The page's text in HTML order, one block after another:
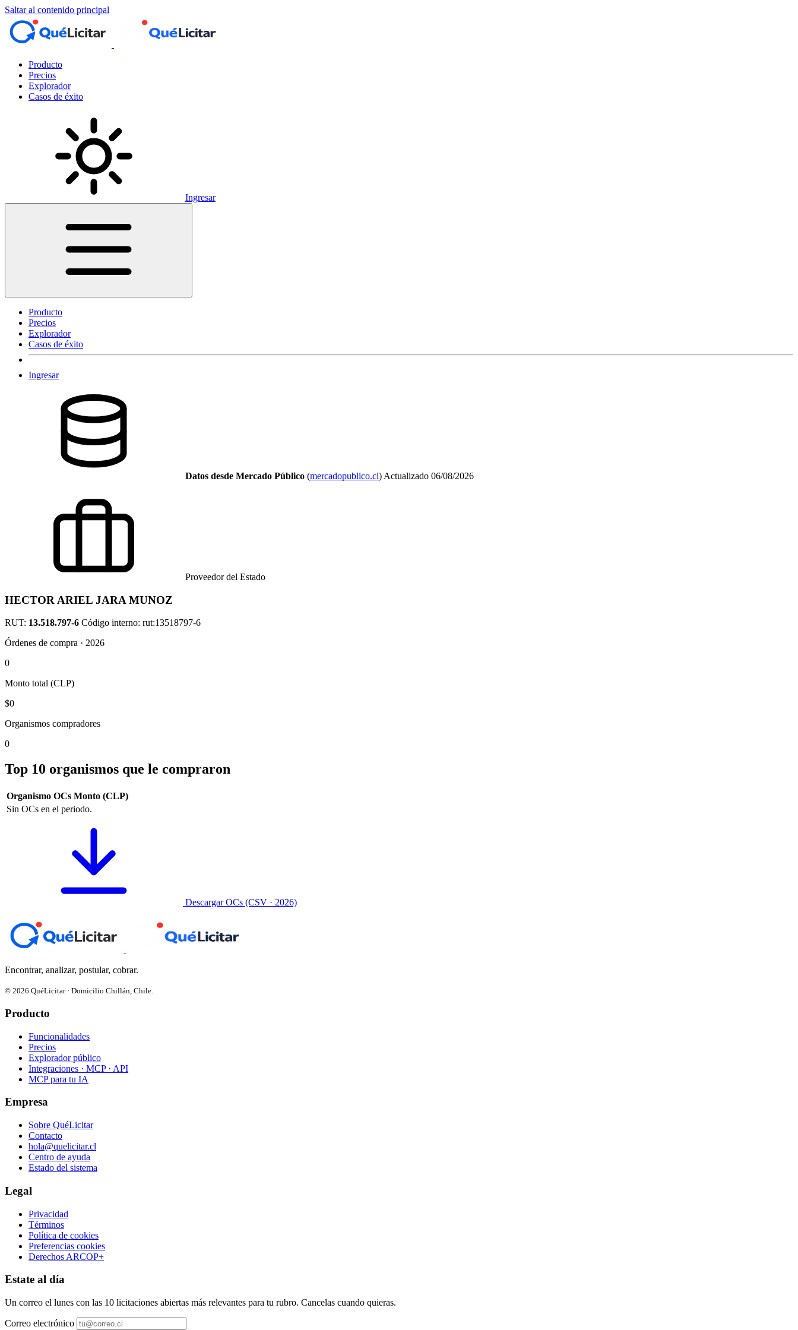
Saltar al contenido principal
Producto
Precios
Explorador
Casos de éxito
Ingresar
Producto
Precios
Explorador
Casos de éxito
Ingresar
Datos desde Mercado Público (mercadopublico.cl) Actualizado 06/08/2026
Proveedor del Estado
HECTOR ARIEL JARA MUNOZ
RUT: 13.518.797-6 Código interno: rut:13518797-6
Órdenes de compra · 2026
0
Monto total (CLP)
$0
Organismos compradores
0
Top 10 organismos que le compraron
Organismo OCs Monto (CLP)
Sin OCs en el periodo.
Descargar OCs (CSV · 2026)
Encontrar, analizar, postular, cobrar.
© 2026 QuéLicitar · Domicilio Chillán, Chile.
Producto
Funcionalidades
Precios
Explorador público
Integraciones · MCP · API
MCP para tu IA
Empresa
Sobre QuéLicitar
Contacto
hola@quelicitar.cl
Centro de ayuda
Estado del sistema
Legal
Privacidad
Términos
Política de cookies
Preferencias cookies
Derechos ARCOP+
Estate al día
Un correo el lunes con las 10 licitaciones abiertas más relevantes para tu rubro. Cancelas cuando quieras.
Correo electrónico